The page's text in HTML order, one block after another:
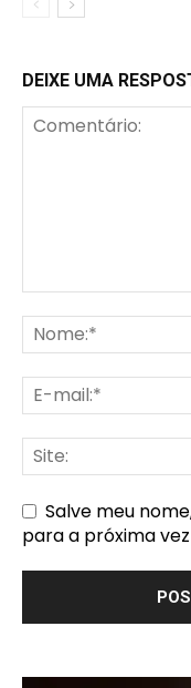
DEIXE UMA
Salve meu
para a próxima